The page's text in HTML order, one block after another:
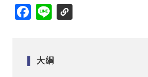
Facebook
Line
大綱